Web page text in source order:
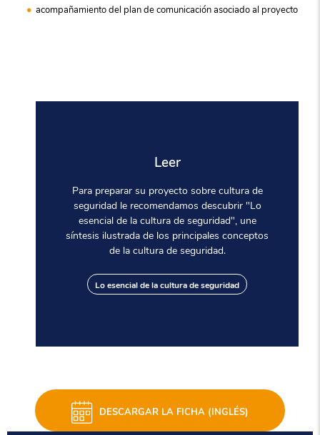
acompañamiento del plan de comunicación asociado al proyecto
Leer
Para preparar su proyecto sobre cultura de
seguridad le recomendamos descubrir "Lo
esencial de la cultura de seguridad", une
síntesis ilustrada de los principales conceptos
de la cultura de seguridad.
Lo esencial de la cultura de seguridad
DESCARGAR LA FICHA (INGLÉS)